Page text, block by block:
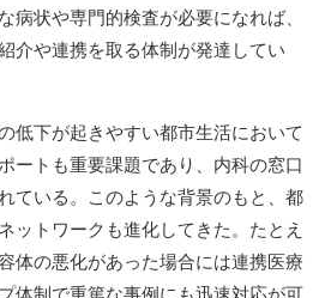
病状や専門的検査が必要になれば、
介や連携を取る体制が発達してい
低下が起きやすい都市生活において
ートも重要課題であり、内科の窓口
ている。このような背景のもと、都
ットワークも進化してきた。たとえ
体の悪化があった場合には連携医療